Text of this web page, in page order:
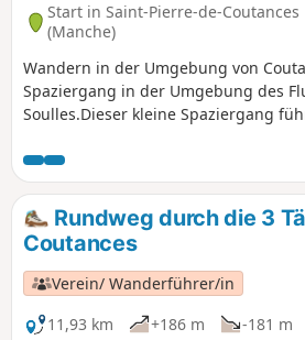
Start in Saint-Pierre-de-Coutances
(Manche)
Wandern in der Umgebung von
Spaziergang in der Umgebung des
Soulles.Dieser kleine Spaziergang
durch das Tal und die Hänge eines
Coutances, La Soulles, in den
Coutances.Die Route führt an sehr
regionalem Naturstein (oder
Bauernhöfe) vorbei.
Rundweg durch die 3
Coutances
Verein/ Wanderführer/in
11,93 km
+186 m
-181 m